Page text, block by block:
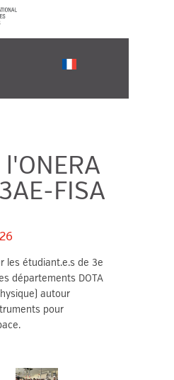
FISA
les étudiant.e.s de 3e
départements DOTA
autour
pour